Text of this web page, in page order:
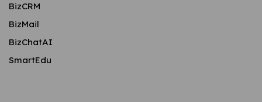
BizCRM
BizMail
BizChatAI
SmartEdu